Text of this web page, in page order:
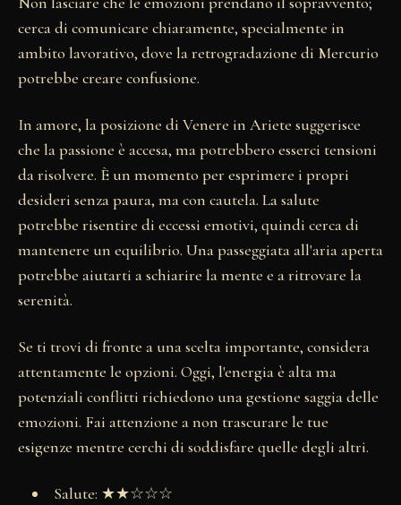
cerca di comunicare chiaramente, specialmente in
ambito lavorativo, dove la retrogradazione di Mercurio
potrebbe creare confusione.
In amore, la posizione di Venere in Ariete suggerisce
che la passione è accesa, ma potrebbero esserci tensioni
da risolvere. È un momento per esprimere i propri
desideri senza paura, ma con cautela. La salute
potrebbe risentire di eccessi emotivi, quindi cerca di
mantenere un equilibrio. Una passeggiata all'aria aperta
potrebbe aiutarti a schiarire la mente e a ritrovare la
serenità.
Se ti trovi di fronte a una scelta importante, considera
attentamente le opzioni. Oggi, l'energia è alta ma
potenziali conflitti richiedono una gestione saggia delle
emozioni. Fai attenzione a non trascurare le tue
esigenze mentre cerchi di soddisfare quelle degli altri.
Salute: ★★☆☆☆